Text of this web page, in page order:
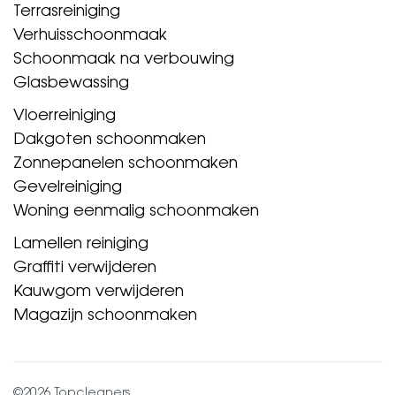
Terrasreiniging
Verhuisschoonmaak
Schoonmaak na verbouwing
Glasbewassing
Vloerreiniging
Dakgoten schoonmaken
Zonnepanelen schoonmaken
Gevelreiniging
Woning eenmalig schoonmaken
Lamellen reiniging
Graffiti verwijderen
Kauwgom verwijderen
Magazijn schoonmaken
©2026 Topcleaners